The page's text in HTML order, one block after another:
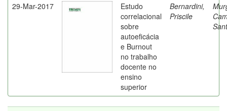
29-Mar-2017
Estudo
correlacional
sobre
autoeficácia
e Burnout
no trabalho
docente no
ensino
superior
Bernardini,
Priscile